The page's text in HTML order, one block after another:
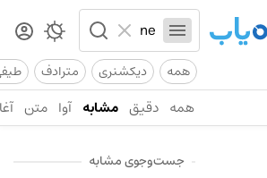
همه دیکشنری مترادف
همه دقیق مشابه آوا متن
جست‌وجوی مشابه